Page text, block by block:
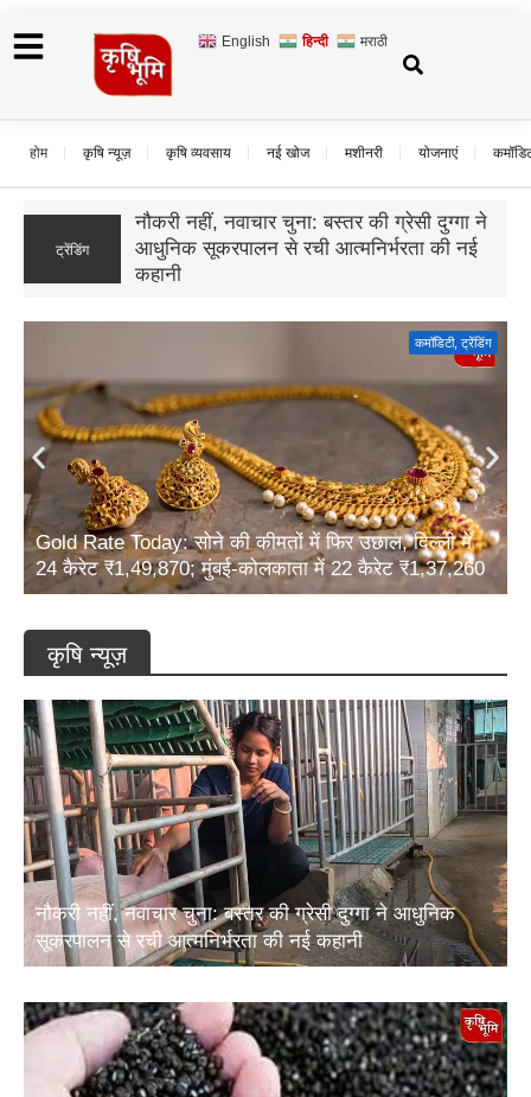
English हिन्दी मराठी
होम कृषि न्यूज़ कृषि व्यवसाय नई खोज मशीनरी योजनाएं
उड़द के दाम गिरे, बढ़ी बुवाई और सस्ते आयात का
असर; जानिए आगे कैसा रहेगा बाजार का हाल
Gold Rate Today: सोने की कीमतों में फिर उछाल, दिल्ली में
24 कैरेट ₹1,49,870; मुंबई-कोलकाता में 22 कैरेट ₹1,37,260
कृषि न्यूज़
नौकरी नहीं, नवाचार चुना: बस्तर की ग्रेसी दुग्गा ने आधुनिक
सूकरपालन से रची आत्मनिर्भरता की नई कहानी